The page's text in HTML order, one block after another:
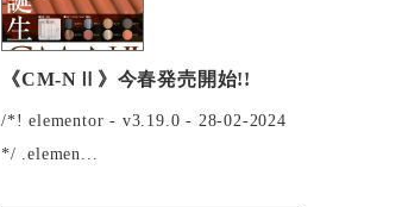
《CM-NⅡ》今春発売開始!!
/*! elementor - v3.19.0 - 28-02-2024
*/ .elemen...